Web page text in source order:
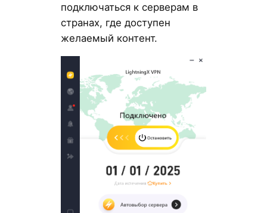
подключаться к серверам в
странах, где доступен
желаемый контент.